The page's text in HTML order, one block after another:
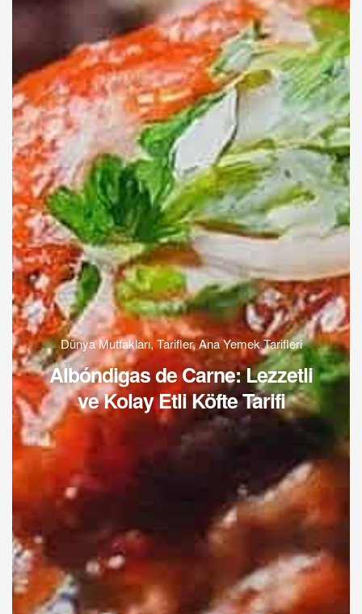
Dünya Mutfakları, Tarifler,Ana Yemek Tarifleri
Albóndigas de Carne: Lezzetli
ve Kolay Etli Köfte Tarifi